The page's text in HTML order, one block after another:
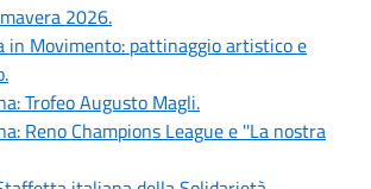
2026.
in Movimento: pattinaggio artistico e
Trofeo Augusto Magli.
Reno Champions League e ''La nostra